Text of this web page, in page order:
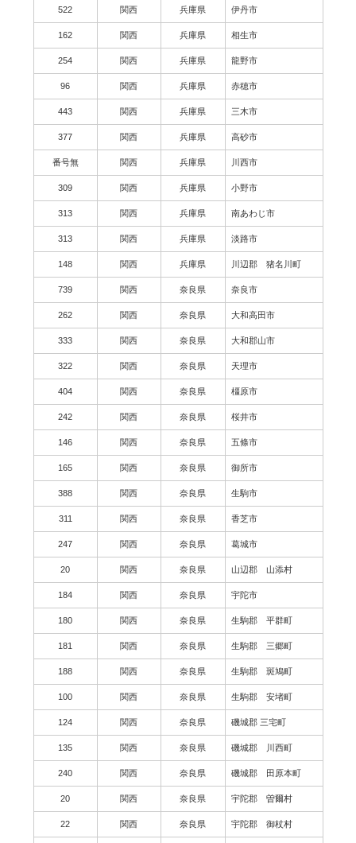
522 関西 兵庫県 伊丹市
162 関西 兵庫県 相生市
254 関西 兵庫県 龍野市
96 関西 兵庫県 赤穂市
443 関西 兵庫県 三木市
377 関西 兵庫県 高砂市
番号無 関西 兵庫県 川西市
309 関西 兵庫県 小野市
313 関西 兵庫県 南あわじ市
313 関西 兵庫県 淡路市
148 関西 兵庫県 川辺郡 猪名川町
739 関西 奈良県 奈良市
262 関西 奈良県 大和高田市
333 関西 奈良県 大和郡山市
322 関西 奈良県 天理市
404 関西 奈良県 橿原市
242 関西 奈良県 桜井市
146 関西 奈良県 五條市
165 関西 奈良県 御所市
388 関西 奈良県 生駒市
311 関西 奈良県 香芝市
247 関西 奈良県 葛城市
20 関西 奈良県 山辺郡 山添村
184 関西 奈良県 宇陀市
180 関西 奈良県 生駒郡 平群町
181 関西 奈良県 生駒郡 三郷町
188 関西 奈良県 生駒郡 斑鳩町
100 関西 奈良県 生駒郡 安堵町
124 関西 奈良県 磯城郡 三宅町
135 関西 奈良県 磯城郡 川西町
240 関西 奈良県 磯城郡 田原本町
20 関西 奈良県 宇陀郡 曽爾村
22 関西 奈良県 宇陀郡 御杖村